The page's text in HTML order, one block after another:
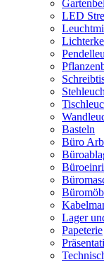
LED
Basteln
Büro
Lager
Papeterie